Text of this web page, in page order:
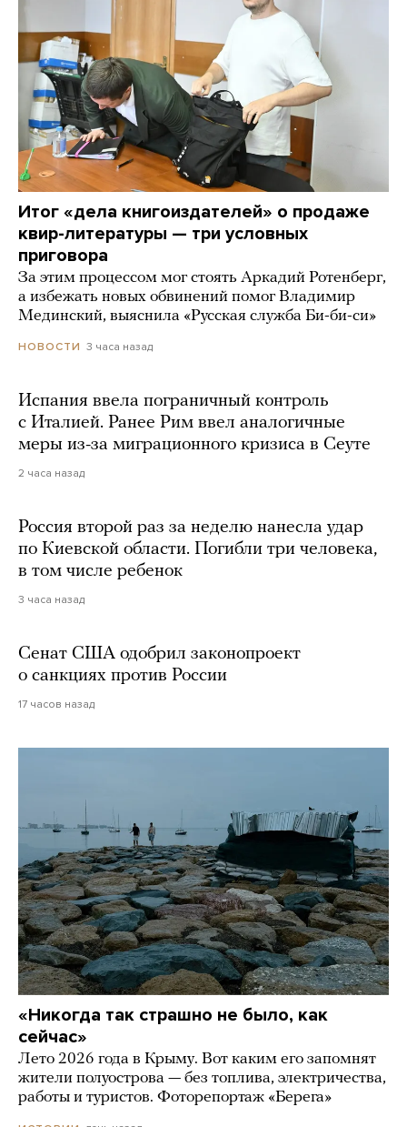
Итог «дела книгоиздателей» о продаже
квир-литературы — три условных
приговора
За этим процессом мог стоять Аркадий Ротенберг,
а избежать новых обвинений помог Владимир
Мединский, выяснила «Русская служба Би-би-си»
НОВОСТИ 3 часа назад
Испания ввела пограничный контроль
с Италией. Ранее Рим ввел аналогичные
меры из-за миграционного кризиса в Сеуте
2 часа назад
Россия второй раз за неделю нанесла удар
по Киевской области. Погибли три человека,
в том числе ребенок
3 часа назад
Сенат США одобрил законопроект
о санкциях против России
17 часов назад
«Никогда так страшно не было, как
сейчас»
Лето 2026 года в Крыму. Вот каким его запомнят
жители полуострова — без топлива, электричества,
работы и туристов. Фоторепортаж «Берега»